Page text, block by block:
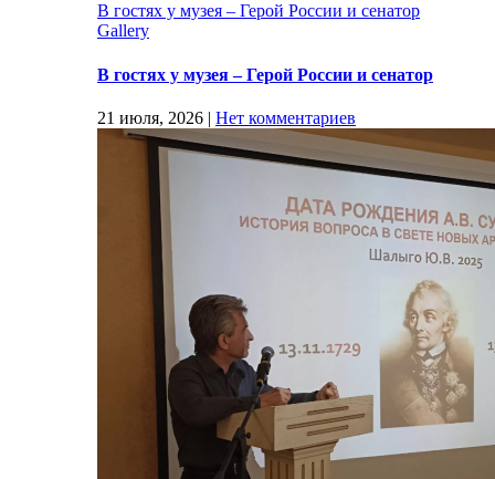
В гостях у музея – Герой России и сенатор
Gallery
В гостях у музея – Герой России и сенатор
21 июля, 2026 | Нет комментариев